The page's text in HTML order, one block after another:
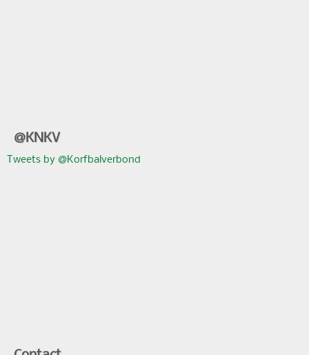
@KNKV
Tweets by @Korfbalverbond